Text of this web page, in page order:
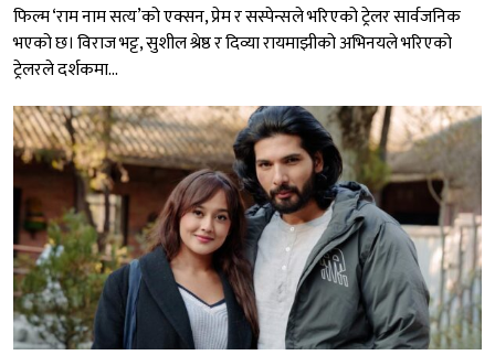
फिल्म ‘राम नाम सत्य’को एक्सन, प्रेम र सस्पेन्सले भरिएको ट्रेलर सार्वजनिक
भएको छ। विराज भट्ट, सुशील श्रेष्ठ र दिव्या रायमाझीको अभिनयले भरिएको
ट्रेलरले दर्शकमा...